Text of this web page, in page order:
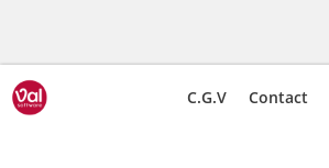
Contact
C.G.V